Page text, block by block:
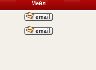
Мейл